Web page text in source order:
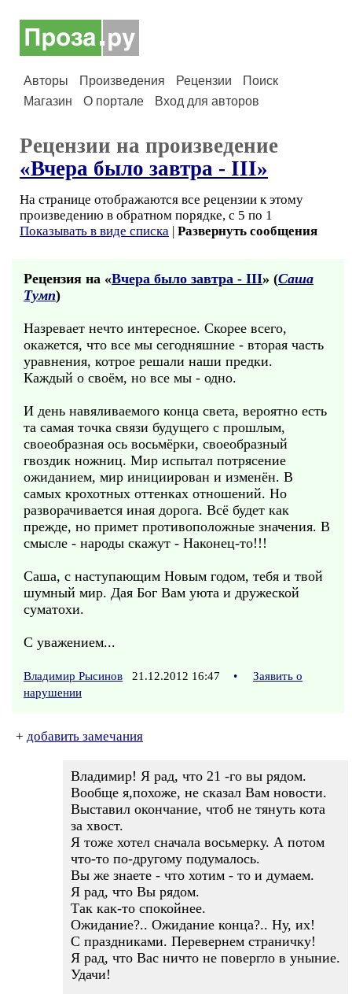
Авторы Произведения Рецензии
Поиск
Магазин
О портале Вход для авторов
Рецензии на произведение
«Вчера было завтра - III»
На странице отображаются все рецензии к этому
произведению в обратном порядке, с 5 по 1
Показывать в виде списка | Развернуть сообщения
Рецензия на «Вчера было завтра - III» (Саша
Тумп)
Назревает нечто интересное. Скорее всего,
окажется, что все мы сегодняшние - вторая часть
уравнения, котрое решали наши предки.
Каждый о своём, но все мы - одно.
И день навяливаемого конца света, вероятно есть
та самая точка связи будущего с прошлым,
своеобразная ось восьмёрки, своеобразный
гвоздик ножниц. Мир испытал потрясение
ожиданием, мир инициирован и изменён. В
самых крохотных оттенках отношений. Но
разворачивается иная дорога. Всё будет как
прежде, но примет противоположные значения. В
смысле - народы скажут - Наконец-то!!!
Саша, с наступающим Новым годом, тебя и твой
шумный мир. Дая Бог Вам уюта и дружеской
суматохи.
С уважением...
Владимир Рысинов 21.12.2012 16:47 •
Заявить о
нарушении
+ добавить замечания
Владимир! Я рад, что 21 -го вы рядом.
Вообще я,похоже, не сказал Вам новости.
Выставил окончание, чтоб не тянуть кота
за хвост.
Я тоже хотел сначала восьмерку. А потом
что-то по-другому подумалось.
Вы же знаете - что хотим - то и думаем.
Я рад, что Вы рядом.
Так как-то спокойнее.
Ожидание?.. Ожидание конца?.. Ну, их!
С праздниками. Перевернем страничку!
Я рад, что Вас ничто не повергло в уныние.
Удачи!